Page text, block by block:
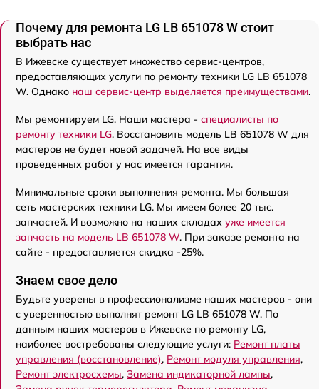
Почему для ремонта LG LB 651078 W стоит
выбрать нас
В Ижевске существует множество сервис-центров,
предоставляющих услуги по ремонту техники LG LB 651078
W. Однако наш сервис-центр выделяется преимуществами.
Мы ремонтируем LG. Наши мастера - специалисты по
ремонту техники LG. Восстановить модель LB 651078 W для
мастеров не будет новой задачей. На все виды
проведенных работ у нас имеется гарантия.
Минимальные сроки выполнения ремонта. Мы большая
сеть мастерских техники LG. Мы имеем более 20 тыс.
запчастей. И возможно на наших складах уже имеется
запчасть на модель LB 651078 W. При заказе ремонта на
сайте - предоставляется скидка -25%.
Знаем свое дело
Будьте уверены в профессионализме наших мастеров - они
с уверенностью выполнят ремонт LG LB 651078 W. По
данным наших мастеров в Ижевске по ремонту LG,
наиболее востребованы следующие услуги: Ремонт платы
управления (восстановление), Ремонт модуля управления,
Ремонт электросхемы, Замена индикаторной лампы,